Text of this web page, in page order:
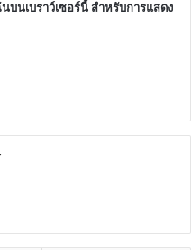
นเบราว์เซอร์นี้ สำหรับการแสดง